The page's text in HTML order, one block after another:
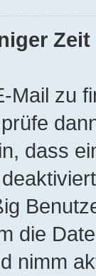
Mail zu
dass
die
nimm